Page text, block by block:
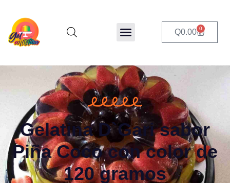
Q0.00 0
Gelatina D`Gari sabor
Piña Coco con color de
120 gramos